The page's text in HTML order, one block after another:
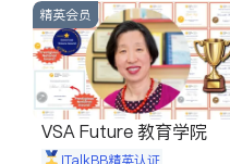
精英会员
VSA Future 教育学院
iTalkBB精英认证